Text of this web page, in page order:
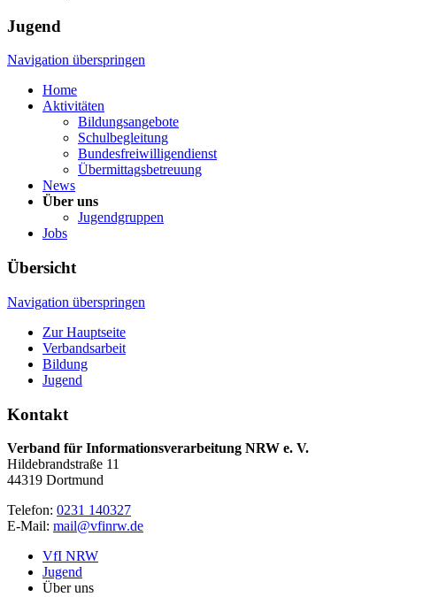
Jugend
Navigation überspringen
Home
Aktivitäten
Bildungsangebote
Schulbegleitung
Bundesfreiwilligendienst
Übermittagsbetreuung
News
Über uns
Jugendgruppen
Jobs
Übersicht
Navigation überspringen
Zur Hauptseite
Verbandsarbeit
Bildung
Jugend
Kontakt
Verband für Informationsverarbeitung NRW e. V.
Hildebrandstraße 11
44319 Dortmund
Telefon: 0231 140327
E-Mail: mail@vfinrw.de
VfI NRW
Jugend
Über uns